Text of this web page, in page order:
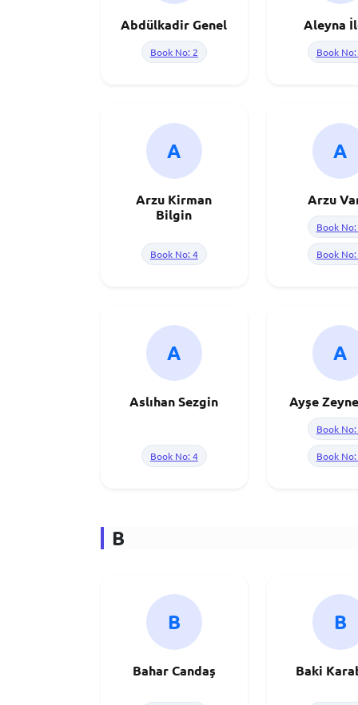
Abdülkadir Genel
Book No: 2
Aleyna
Book
A
Arzu Kirman
Bilgin
Book No: 4
A
Arzu
Book
Book No:
A
Aslıhan Sezgin
Book No: 4
A
Ayşe
Book
Book No:
B
B
Bahar Candaş
B
Baki